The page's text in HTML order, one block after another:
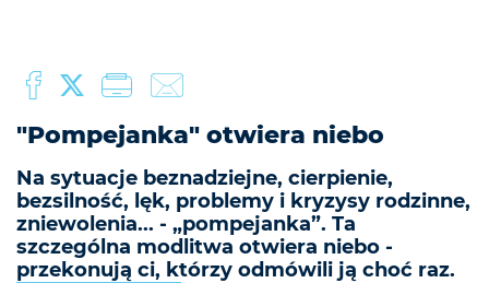
"Pompejanka" otwiera niebo
Na sytuacje beznadziejne, cierpienie,
bezsilność, lęk, problemy i kryzysy rodzinne,
zniewolenia... - „pompejanka”. Ta
szczególna modlitwa otwiera niebo -
przekonują ci, którzy odmówili ją choć raz.